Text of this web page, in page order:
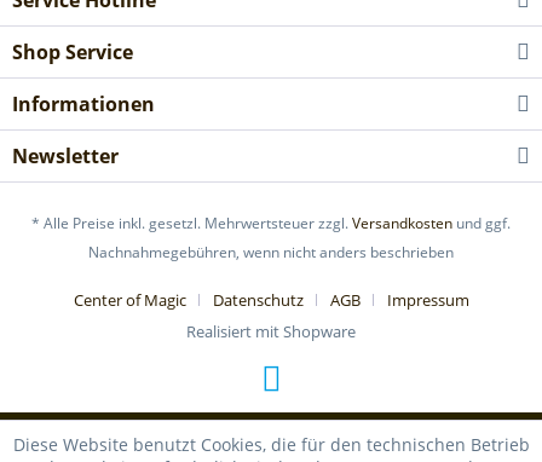
Shop Service
Informationen
Newsletter
* Alle Preise inkl. gesetzl. Mehrwertsteuer zzgl.Versandkosten und ggf.
Nachnahmegebühren, wenn nicht anders beschrieben
Center of Magic Datenschutz AGB
Impressum
Realisiert mit Shopware
Diese Website benutzt Cookies, die für den technischen Betrieb